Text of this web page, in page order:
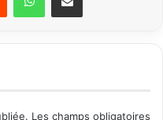
Les champs obligatoires